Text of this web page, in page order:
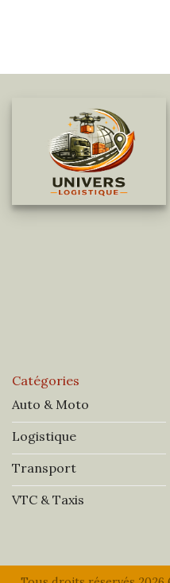
Catégories
Auto & Moto
Logistique
Transport
VTC & Taxis